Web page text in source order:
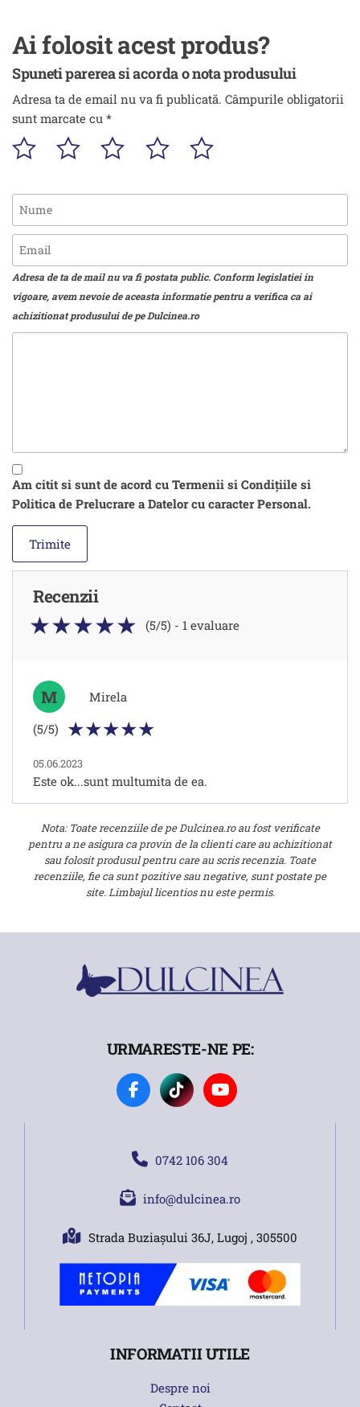
Ai folosit acest produs?
Spuneti parerea si acorda o nota produsului
Adresa ta de email nu va fi publicată. Câmpurile obligatorii
sunt marcate cu *
Adresa de ta de mail nu va fi postata public. Conform legislatiei in
vigoare, avem nevoie de aceasta informatie pentru a verifica ca ai
achizitionat produsului de pe Dulcinea.ro
Am citit si sunt de acord cu Termenii si Condițiile si
Politica de Prelucrare a Datelor cu caracter Personal.
Recenzii
(5/5) - 1 evaluare
M
Mirela
(5/5)
05.06.2023
Este ok...sunt multumita de ea.
Nota: Toate recenziile de pe Dulcinea.ro au fost verificate
pentru a ne asigura ca provin de la clienti care au achizitionat
sau folosit produsul pentru care au scris recenzia. Toate
recenziile, fie ca sunt pozitive sau negative, sunt postate pe
site. Limbajul licentios nu este permis.
URMARESTE-NE PE:
0742 106 304
info@dulcinea.ro
Strada Buziașului 36J, Lugoj , 305500
INFORMATII UTILE
Despre noi